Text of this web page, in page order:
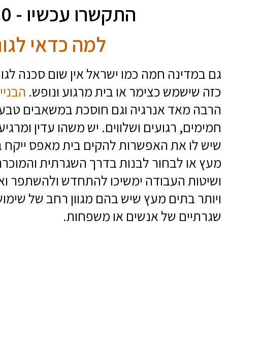
התקשרו עכשיו - 043819710 📞
למה כדאי
גם במדינה חמה כמו ישראל אין שום סכנה
כזה שישמש כצימר או בית מרגוע ונופש.
הרבה מאד אנרגיה וגם חוסכת במשאבים
חמימים, רגועים ושלווים. יש משהו עדין
שיש לו את האפשרות להקים בית מאפס
מעץ או לבחור לבנות בדרך השגרתית
ושיטות העבודה ימשיכו להתחדש ולהשתפר
ויותר בתים מעץ שיש בהם מגוון רחב של
שגרתיים של אנשים או משפחות.